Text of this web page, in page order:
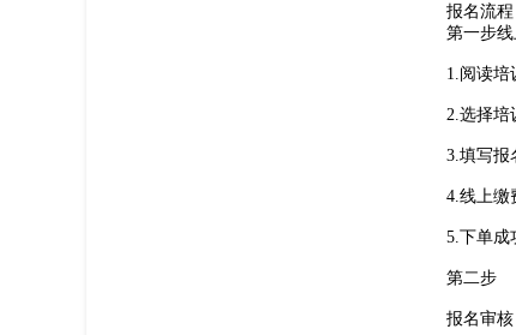
报名流程
第一步
1.阅读培
2.选择培
3.填写报
4.线上缴
5.下单成
第二步
报名审核